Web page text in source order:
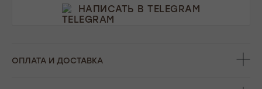
НАПИСАТЬ В TELEGRAM
ОПЛАТА И ДОСТАВКА